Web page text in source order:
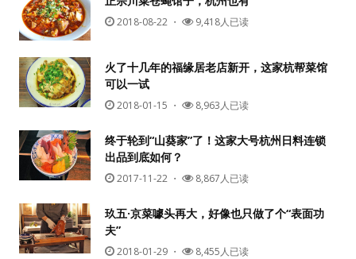
2018-08-22 ・ 9,418人已读
火了十几年的福缘居老店新开，这家杭帮菜馆
可以一试
2018-01-15 ・ 8,963人已读
终于轮到“山葵家”了！这家大号杭州日料连锁
出品到底如何？
2017-11-22 ・ 8,867人已读
玖五·京菜噱头再大，好像也只做了个“表面功
夫”
2018-01-29 ・ 8,455人已读